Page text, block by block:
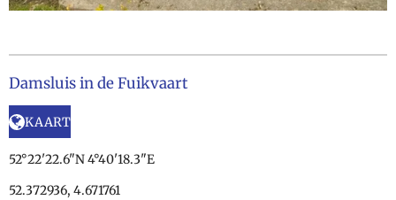
Damsluis in de Fuikvaart
KAART
52°22'22.6"N 4°40'18.3"E
52.372936, 4.671761